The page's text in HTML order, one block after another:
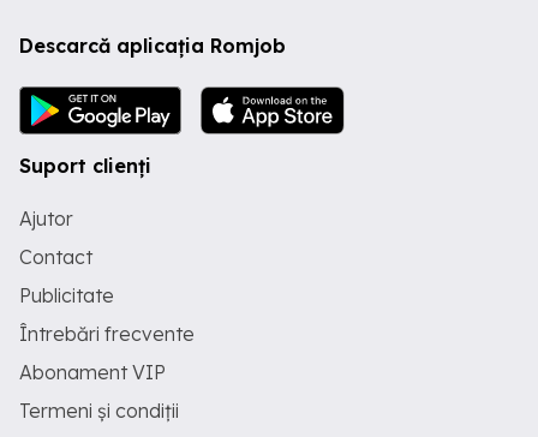
Descarcă aplicația Romjob
Suport clienți
Ajutor
Contact
Publicitate
Întrebări frecvente
Abonament VIP
Termeni și condiții